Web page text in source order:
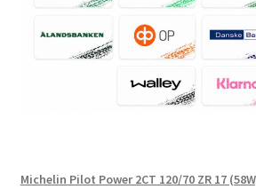
Michelin Pilot Power 2CT 120/70 ZR 17